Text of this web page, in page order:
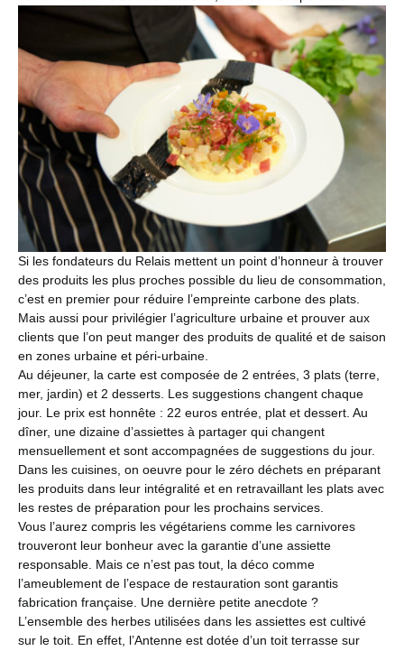
Si les fondateurs du Relais mettent un point d’honneur à trouver
des produits les plus proches possible du lieu de consommation,
c’est en premier pour réduire l’empreinte carbone des plats.
Mais aussi pour privilégier l’agriculture urbaine et prouver aux
clients que l’on peut manger des produits de qualité et de saison
en zones urbaine et péri-urbaine.
Au déjeuner, la carte est composée de 2 entrées, 3 plats (terre,
mer, jardin) et 2 desserts. Les suggestions changent chaque
jour. Le prix est honnête : 22 euros entrée, plat et dessert. Au
dîner, une dizaine d’assiettes à partager qui changent
mensuellement et sont accompagnées de suggestions du jour.
Dans les cuisines, on oeuvre pour le zéro déchets en préparant
les produits dans leur intégralité et en retravaillant les plats avec
les restes de préparation pour les prochains services.
Vous l’aurez compris les végétariens comme les carnivores
trouveront leur bonheur avec la garantie d’une assiette
responsable. Mais ce n’est pas tout, la déco comme
l’ameublement de l’espace de restauration sont garantis
fabrication française. Une dernière petite anecdote ?
L’ensemble des herbes utilisées dans les assiettes est cultivé
sur le toit. En effet, l’Antenne est dotée d’un toit terrasse sur